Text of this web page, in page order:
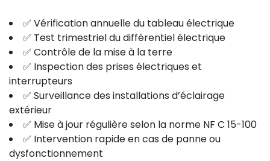
✅ Vérification annuelle du tableau électrique
✅ Test trimestriel du différentiel électrique
✅ Contrôle de la mise à la terre
✅ Inspection des prises électriques et
interrupteurs
✅ Surveillance des installations d’éclairage
extérieur
✅ Mise à jour régulière selon la norme NF C 15-100
✅ Intervention rapide en cas de panne ou
dysfonctionnement